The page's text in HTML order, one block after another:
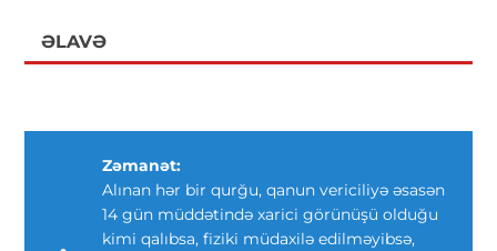
ƏLAVƏ
Zəmanət:
Alınan hər bir qurğu, qanun vericiliyə əsasən
14 gün müddətində xarici görünüşü olduğu
kimi qalıbsa, fiziki müdaxilə edilməyibsə,